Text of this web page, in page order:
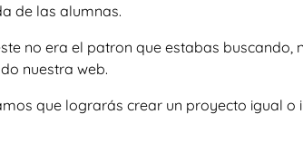
de las alumnas.
no era el patron que estabas
nuestra web.
que lograrás crear un proyecto igual o